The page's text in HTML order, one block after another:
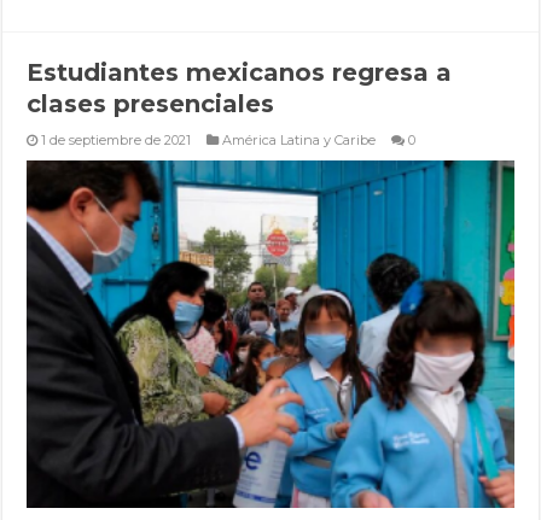
Estudiantes mexicanos regresa a
clases presenciales
1 de septiembre de 2021 América Latina y Caribe 0